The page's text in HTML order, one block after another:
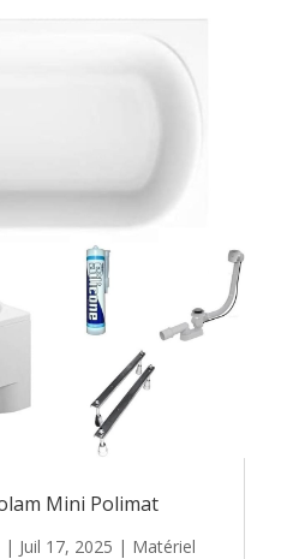
Mini Polimat
| Juil 17, 2025 | Matériel